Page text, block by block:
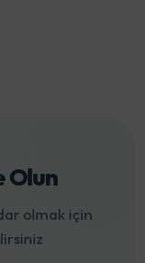
Olun
olmak için